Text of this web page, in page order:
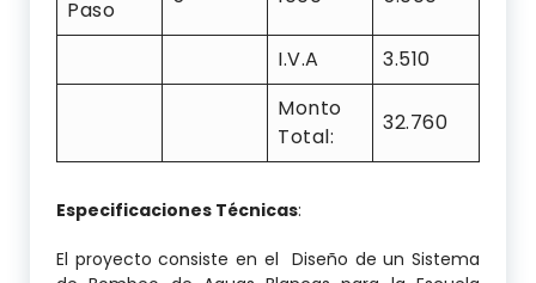
Paso
I.V.A
3.510
Monto
Total:
32.760
Especificaciones Técnicas:
El proyecto consiste en el Diseño de un Sistema